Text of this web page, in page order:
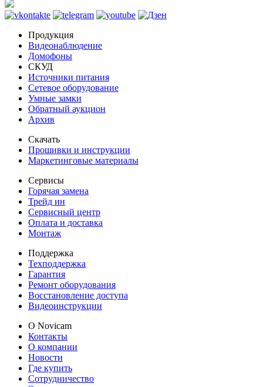
Продукция
Видеонаблюдение
Домофоны
СКУД
Источники питания
Сетевое оборудование
Умные замки
Обратный аукцион
Архив
Скачать
Прошивки и инструкции
Маркетинговые материалы
Сервисы
Горячая замена
Трейд ин
Сервисный центр
Оплата и доставка
Монтаж
Поддержка
Техподдержка
Гарантия
Ремонт оборудования
Восстановление доступа
Видеоинструкции
О Novicam
Контакты
О компании
Новости
Где купить
Сотрудничество